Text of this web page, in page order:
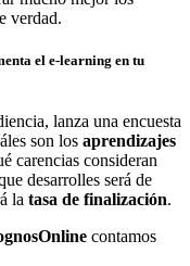
verdad.
el e-learning en tu
lanza una encuesta
son los aprendizajes
carencias consideran
desarrolles será de
la tasa de finalización.
contamos